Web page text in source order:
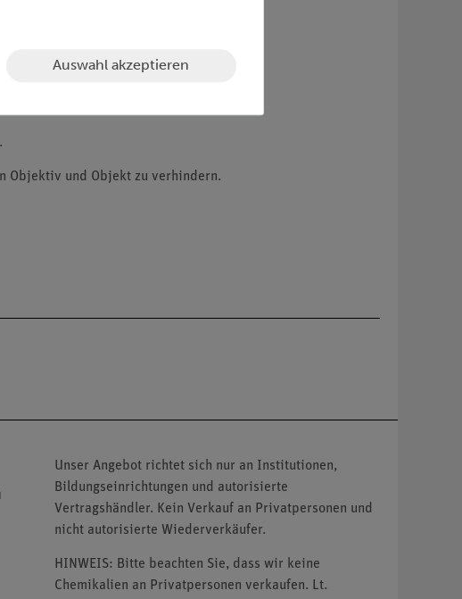
Objektiv und Objekt zu verhindern.
Unser Angebot richtet sich nur an Institutionen,
Bildungseinrichtungen und autorisierte
Vertragshändler. Kein Verkauf an Privatpersonen und
nicht autorisierte Wiederverkäufer.
HINWEIS: Bitte beachten Sie, dass wir keine
Chemikalien an Privatpersonen verkaufen. Lt.
Auswahl akzeptieren